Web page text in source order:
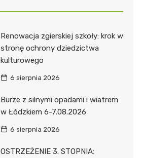
Renowacja zgierskiej szkoły: krok w
stronę ochrony dziedzictwa
kulturowego
6 sierpnia 2026
Burze z silnymi opadami i wiatrem
w Łódzkiem 6-7.08.2026
6 sierpnia 2026
OSTRZEŻENIE 3. STOPNIA: